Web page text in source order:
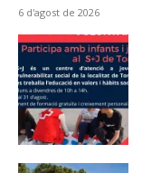
6 d'agost de 2026